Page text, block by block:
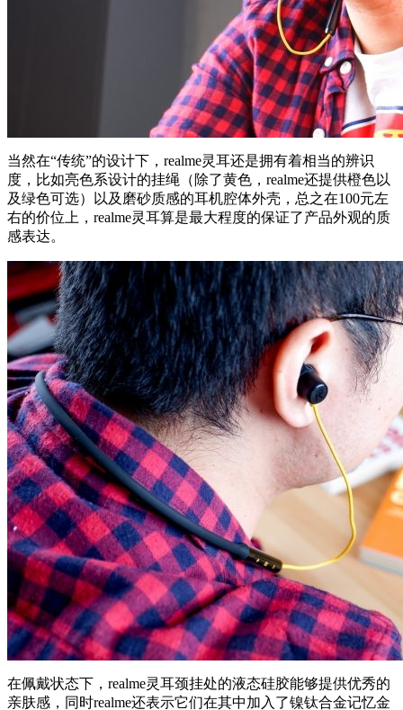
当然在“传统”的设计下，realme灵耳还是拥有着相当的辨识
度，比如亮色系设计的挂绳（除了黄色，realme还提供橙色以
及绿色可选）以及磨砂质感的耳机腔体外壳，总之在100元左
右的价位上，realme灵耳算是最大程度的保证了产品外观的质
感表达。
在佩戴状态下，realme灵耳颈挂处的液态硅胶能够提供优秀的
亲肤感，同时realme还表示它们在其中加入了镍钛合金记忆金